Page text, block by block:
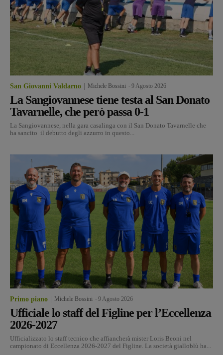
San Giovanni Valdarno Michele Bossini 9 Agosto 2026
La Sangiovannese tiene testa al San Donato
Tavarnelle, che però passa 0-1
La Sangiovannese, nella gara casalinga con il San Donato Tavarnelle che
ha sancito il debutto degli azzurro in questo...
Primo piano Michele Bossini 9 Agosto 2026
Ufficiale lo staff del Figline per l’Eccellenza
2026-2027
Ufficializzato lo staff tecnico che affiancherà mister Loris Beoni nel
campionato di Eccellenza 2026-2027 del Figline. La società gialloblù ha...